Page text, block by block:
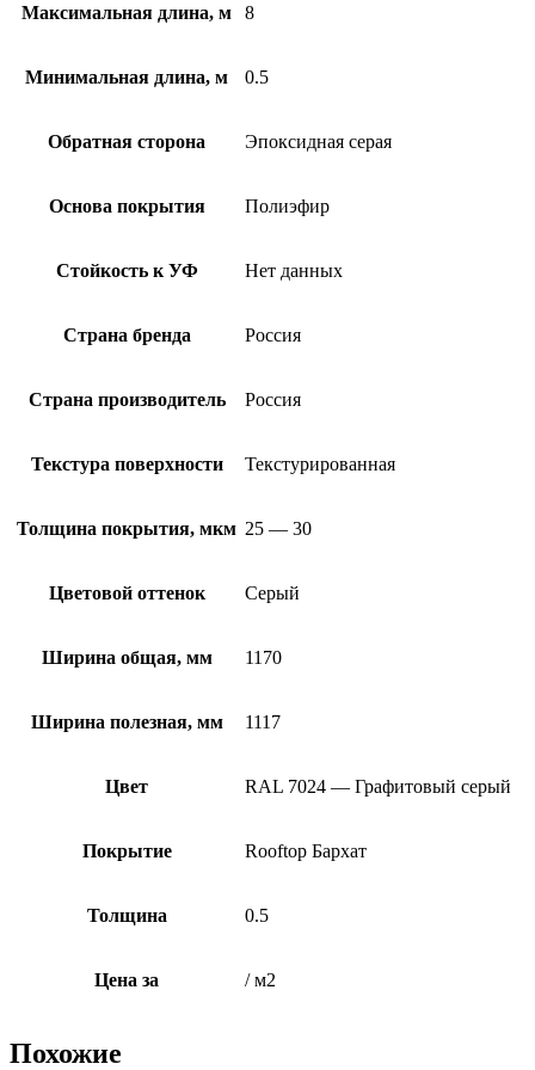
Максимальная длина, м 8
Минимальная длина, м 0.5
Обратная сторона Эпоксидная серая
Основа покрытия Полиэфир
Стойкость к УФ Нет данных
Страна бренда Россия
Страна производитель Россия
Текстура поверхности Текстурированная
Толщина покрытия, мкм 25 — 30
Цветовой оттенок Серый
Ширина общая, мм 1170
Ширина полезная, мм 1117
Цвет RAL 7024 — Графитовый серый
Покрытие Rooftop Бархат
Толщина 0.5
Цена за / м2
Похожие